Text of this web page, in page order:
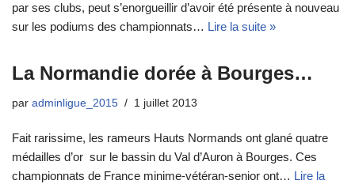
par ses clubs, peut s’enorgueillir d’avoir été présente à nouveau
sur les podiums des championnats… Lire la suite »
La Normandie dorée à Bourges…
par adminligue_2015 1 juillet 2013
Fait rarissime, les rameurs Hauts Normands ont glané quatre
médailles d’or sur le bassin du Val d’Auron à Bourges. Ces
championnats de France minime-vétéran-senior ont… Lire la